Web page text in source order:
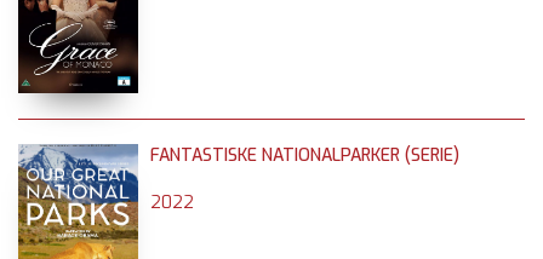
FANTASTISKE NATIONALPARKER (SERIE)
2022